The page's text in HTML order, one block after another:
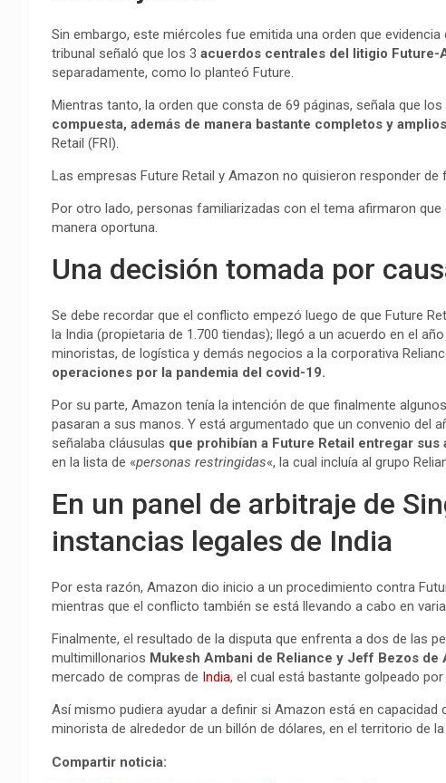
Sin embargo, este miércoles fue emitida una orden que
tribunal señaló que los 3 acuerdos centrales del litigio Future-
separadamente, como lo planteó Future.
Mientras tanto, la orden que consta de 69 páginas, señala que
compuesta, además de manera bastante completos y amplios
Retail (FRI).
Las empresas Future Retail y Amazon no quisieron responder
Por otro lado, personas familiarizadas con el tema afirmaron
manera oportuna.
Una decisión tomada por
Se debe recordar que el conflicto empezó luego de que Future
la India (propietaria de 1.700 tiendas); llegó a un acuerdo en el
minoristas, de logística y demás negocios a la corporativa
operaciones por la pandemia del covid-19.
Por su parte, Amazon tenía la intención de que finalmente
pasaran a sus manos. Y está argumentado que un convenio del
señalaba cláusulas que prohibían a Future Retail entregar sus
en la lista de «personas restringidas«, la cual incluía al grupo
En un panel de arbitraje de
instancias legales de India
Por esta razón, Amazon dio inicio a un procedimiento contra
mientras que el conflicto también se está llevando a cabo en
Finalmente, el resultado de la disputa que enfrenta a dos de las
multimillonarios Mukesh Ambani de Reliance y Jeff Bezos de
mercado de compras de India, el cual está bastante golpeado por
Así mismo pudiera ayudar a definir si Amazon está en capacidad
minorista de alrededor de un billón de dólares, en el territorio de la
Compartir noticia: